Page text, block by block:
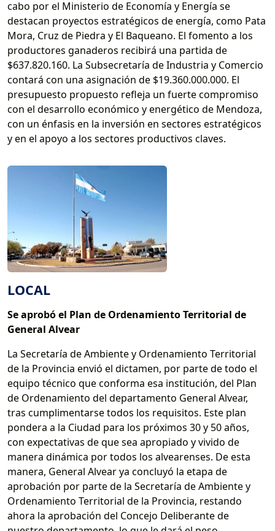
cabo por el Ministerio de Economía y Energía se
destacan proyectos estratégicos de energía, como Pata
Mora, Cruz de Piedra y El Baqueano. El fomento a los
productores ganaderos recibirá una partida de
$637.820.160. La Subsecretaría de Industria y Comercio
contará con una asignación de $19.360.000.000. El
presupuesto propuesto refleja un fuerte compromiso
con el desarrollo económico y energético de Mendoza,
con un énfasis en la inversión en sectores estratégicos
y en el apoyo a los sectores productivos claves.
LOCAL
Se aprobó el Plan de Ordenamiento Territorial de
General Alvear
La Secretaría de Ambiente y Ordenamiento Territorial
de la Provincia envió el dictamen, por parte de todo el
equipo técnico que conforma esa institución, del Plan
de Ordenamiento del departamento General Alvear,
tras cumplimentarse todos los requisitos. Este plan
pondera a la Ciudad para los próximos 30 y 50 años,
con expectativas de que sea apropiado y vivido de
manera dinámica por todos los alvearenses. De esta
manera, General Alvear ya concluyó la etapa de
aprobación por parte de la Secretaría de Ambiente y
Ordenamiento Territorial de la Provincia, restando
ahora la aprobación del Concejo Deliberante de